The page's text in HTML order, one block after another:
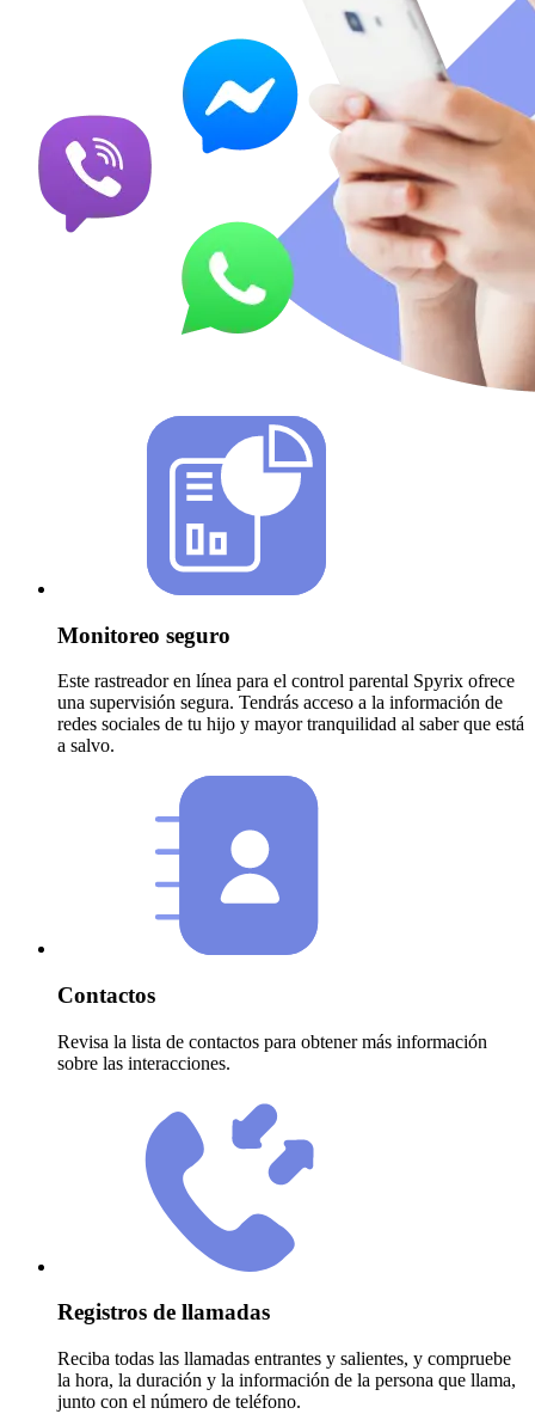
Monitoreo seguro
Este rastreador en línea para el control parental Spyrix ofrece
una supervisión segura. Tendrás acceso a la información de
redes sociales de tu hijo y mayor tranquilidad al saber que está
a salvo.
Contactos
Revisa la lista de contactos para obtener más información
sobre las interacciones.
Registros de llamadas
Reciba todas las llamadas entrantes y salientes, y compruebe
la hora, la duración y la información de la persona que llama,
junto con el número de teléfono.